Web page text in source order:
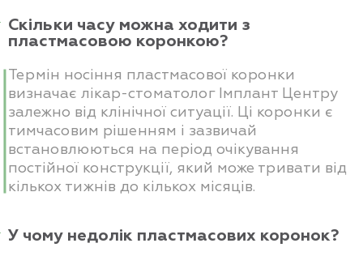
Скільки часу можна ходити з
пластмасовою коронкою?
Термін носіння пластмасової коронки
визначає лікар-стоматолог Імплант Центру
залежно від клінічної ситуації. Ці коронки є
тимчасовим рішенням і зазвичай
встановлюються на період очікування
постійної конструкції, який може тривати від
кількох тижнів до кількох місяців.
У чому недолік пластмасових коронок?